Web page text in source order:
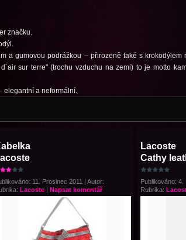
značku.
a gumovou podrážkou – přirozeně také s
sur terre" (trochu vzduchu na zemi) to je motto
elegantní a neformální.
11. Prosinec 2011 | Autor:
Lacoste | Napsat komentář
Lacoste
Cathy
Publikováno: 4.
Rubrika: